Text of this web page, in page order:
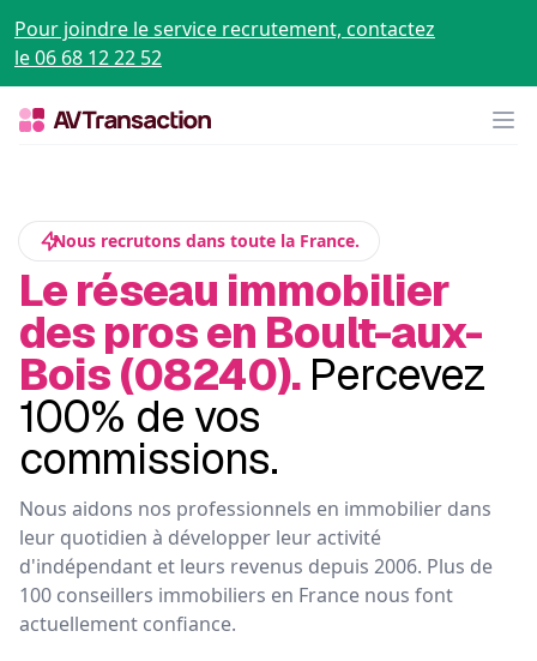
Pour joindre le service recrutement, contactez
le 06 68 12 22 52
Nous recrutons dans toute la France.
Le réseau immobilier
des pros en Boult-aux-
Bois (08240). Percevez
100% de vos
commissions.
Nous aidons nos professionnels en immobilier dans
leur quotidien à développer leur activité
d'indépendant et leurs revenus depuis 2006. Plus de
100 conseillers immobiliers en France nous font
actuellement confiance.